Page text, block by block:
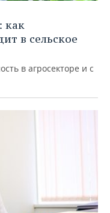
как
в сельское
в агросекторе и с